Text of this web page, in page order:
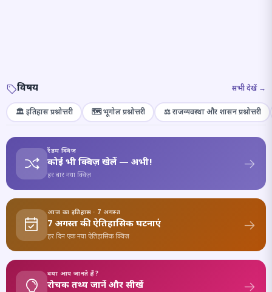
विषय सभी देखें →
🏛️ इतिहास प्रश्नोत्तरी 🗺️ भूगोल प्रश्नोत्तरी ⚖️ राजव्यवस्था और शासन प्रश्नोत्तरी
रैंडम क्विज़
कोई भी क्विज़ खेलें — अभी!
हर बार नया क्विज़
आज का इतिहास · 7 अगस्त
7 अगस्त की ऐतिहासिक घटनाएं
हर दिन एक नया ऐतिहासिक क्विज़
क्या आप जानते हैं?
रोचक तथ्य जानें और सीखें